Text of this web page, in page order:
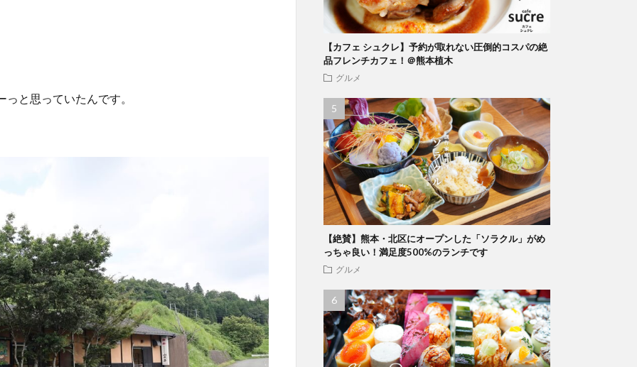
と思っていたんです。
【カフェ シュクレ】予約が取れない圧倒的コスパの絶
品フレンチカフェ！＠熊本植木
グルメ
【絶賛】熊本・北区にオープンした「ソラクル」がめ
っちゃ良い！満足度500%のランチです
グルメ